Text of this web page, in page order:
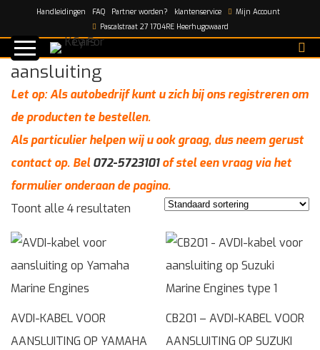
Handleidingen FAQ Partner worden? klantenservice
Mijn Account
Pascalstraat 27 1704RE Heerhugowaard
Home/aansluiting
aansluiting
Let op: Als autobedrijf kunt u zich bij ons registreren om
de producten te bestellen.
Als particulier helpen wij u ook graag, dus neem gerust
contact op. Bel072-5723101of stel een vraag via het
formulier onderaan de pagina.
Toont alle 4 resultaten
AVDI-KABEL VOOR
AANSLUITING OP YAMAHA
CB201 – AVDI-KABEL VOOR
AANSLUITING OP SUZUKI